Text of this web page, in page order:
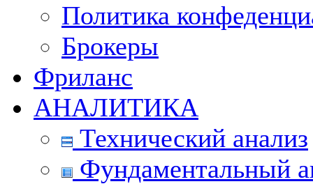
Политика
Брокеры
Фриланс
АНАЛИТИКА
Технический анализ
Фундаментальный